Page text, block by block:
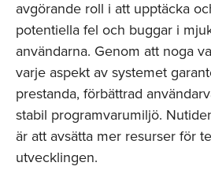
avgörande roll i att upptäcka
potentiella fel och buggar i
användarna. Genom att noga
varje aspekt av systemet
prestanda, förbättrad
stabil programvarumiljö.
är att avsätta mer resurser för
utvecklingen.